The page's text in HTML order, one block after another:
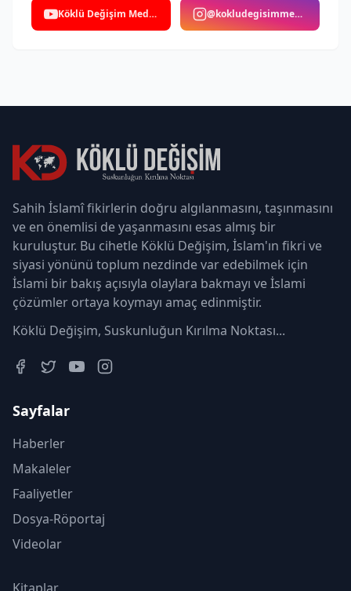
Köklü Değişim Medya @kokludegisimmedya
Sahih İslamî fikirlerin doğru algılanmasını, taşınmasını
ve en önemlisi de yaşanmasını esas almış bir
kuruluştur. Bu cihetle Köklü Değişim, İslam'ın fikri ve
siyasi yönünü toplum nezdinde var edebilmek için
İslami bir bakış açısıyla olaylara bakmayı ve İslami
çözümler ortaya koymayı amaç edinmiştir.
Köklü Değişim, Suskunluğun Kırılma Noktası...
Sayfalar
Haberler
Makaleler
Faaliyetler
Dosya-Röportaj
Videolar